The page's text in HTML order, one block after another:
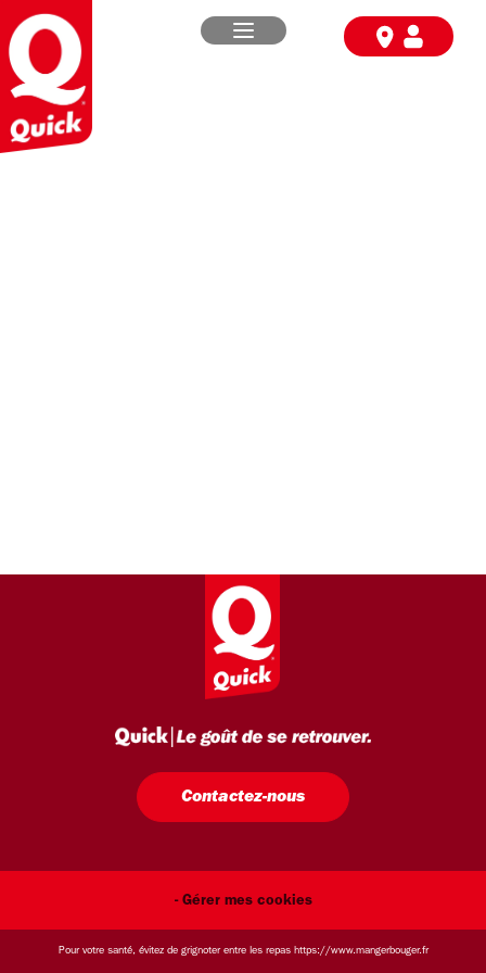
Contactez-nous
- Gérer mes cookies
Pour votre santé, évitez de grignoter entre les repas https://www.mangerbouger.fr